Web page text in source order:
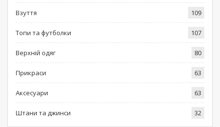
Взуття 109
Топи та футболки 107
Верхній одяг 80
Прикраси 63
Аксесуари 63
Штани та джинси 32